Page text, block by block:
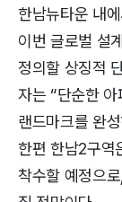
한남뉴타운 내
이번 글로벌 설
정의할 상징적
자는 “단순한
랜드마크를 완
한편 한남2구역
착수할 예정으